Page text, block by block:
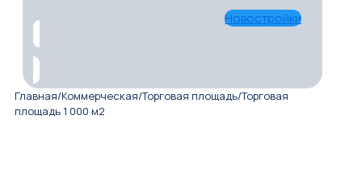
Новостройки
Главная/Коммерческая/Торговая площадь/Торговая
площадь 1 000 м2